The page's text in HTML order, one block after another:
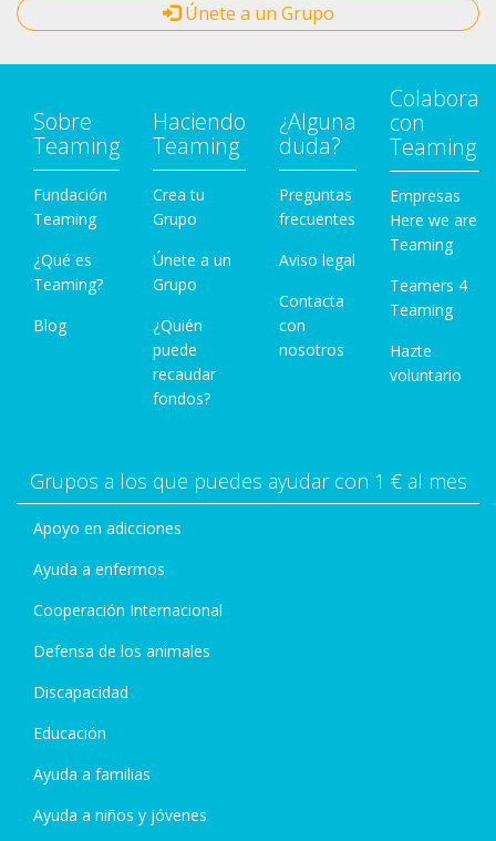
Únete a un Grupo
Sobre
Teaming
Fundación
Teaming
¿Qué es
Teaming?
Blog
Haciendo
Teaming
Crea tu
Grupo
Únete a un
Grupo
¿Quién
puede
recaudar
fondos?
¿Alguna
duda?
Preguntas
frecuentes
Aviso legal
Contacta
con
nosotros
Colabora
con
Teaming
Empresas
Here we are
Teaming
Teamers 4
Teaming
Hazte
voluntario
Grupos a los que puedes ayudar con 1 € al mes
Apoyo en adicciones
Ayuda a enfermos
Cooperación Internacional
Defensa de los animales
Discapacidad
Educación
Ayuda a familias
Ayuda a niños y jóvenes